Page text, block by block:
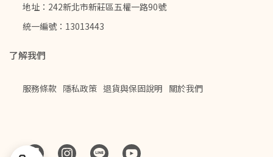
地址：242新北市新莊區五權一路90號
統一編號：13013443
了解我們
服務條款 隱私政策 退貨與保固說明 關於我們